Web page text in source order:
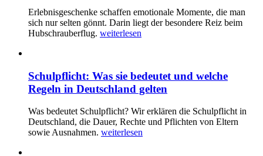
Erlebnisgeschenke schaffen emotionale Momente, die man
sich nur selten gönnt. Darin liegt der besondere Reiz beim
Hubschrauberflug. weiterlesen
Schulpflicht: Was sie bedeutet und welche
Regeln in Deutschland gelten
Was bedeutet Schulpflicht? Wir erklären die Schulpflicht in
Deutschland, die Dauer, Rechte und Pflichten von Eltern
sowie Ausnahmen. weiterlesen